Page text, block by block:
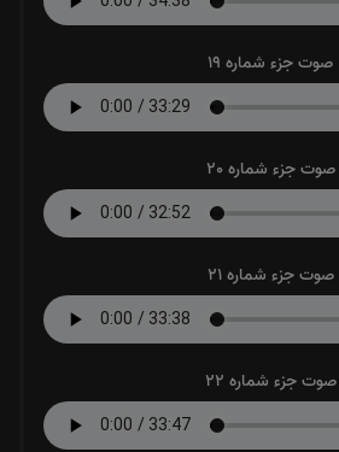
صوت جزء شماره 19
صوت جزء شماره 20
صوت جزء شماره 21
صوت جزء شماره 22